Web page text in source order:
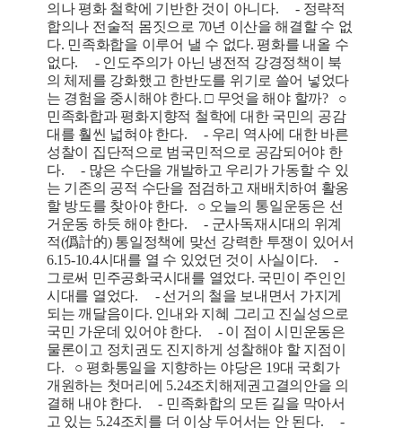
의나 평화 철학에 기반한 것이 아니다. - 정략적
합의나 전술적 몸짓으로 70년 이산을 해결할 수 없
다. 민족화합을 이루어 낼 수 없다. 평화를 내올 수
없다. - 인도주의가 아닌 냉전적 강경정책이 북
의 체제를 강화했고 한반도를 위기로 쓸어 넣었다
는 경험을 중시해야 한다. □ 무엇을 해야 할까? ○
민족화합과 평화지향적 철학에 대한 국민의 공감
대를 훨씬 넓혀야 한다. - 우리 역사에 대한 바른
성찰이 집단적으로 범국민적으로 공감되어야 한
다. - 많은 수단을 개발하고 우리가 가동할 수 있
는 기존의 공적 수단을 점검하고 재배치하여 활옹
할 방도를 찾아야 한다. ○ 오늘의 통일운동은 선
거운동 하듯 해야 한다. - 군사독재시대의 위계
적(僞計的) 통일정책에 맞선 강력한 투쟁이 있어서
6.15-10.4시대를 열 수 있었던 것이 사실이다. -
그로써 민주공화국시대를 열었다. 국민이 주인인
시대를 열었다. - 선거의 철을 보내면서 가지게
되는 깨달음이다. 인내와 지혜 그리고 진실성으로
국민 가운데 있어야 한다. - 이 점이 시민운동은
물론이고 정치권도 진지하게 성찰해야 할 지점이
다. ○ 평화통일을 지향하는 야당은 19대 국회가
개원하는 첫머리에 5.24조치해제권고결의안을 의
결해 내야 한다. - 민족화합의 모든 길을 막아서
고 있는 5.24조치를 더 이상 두어서는 안 된다. -